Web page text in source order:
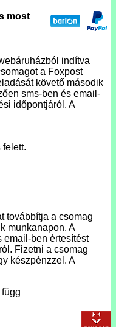
most
indítva
a Foxpost
követő második
sms-ben és email-
időpontjáról. A
továbbítja a csomag
munkanapon. A
email-ben értesítést
Fizetni a csomag
készpénzzel. A